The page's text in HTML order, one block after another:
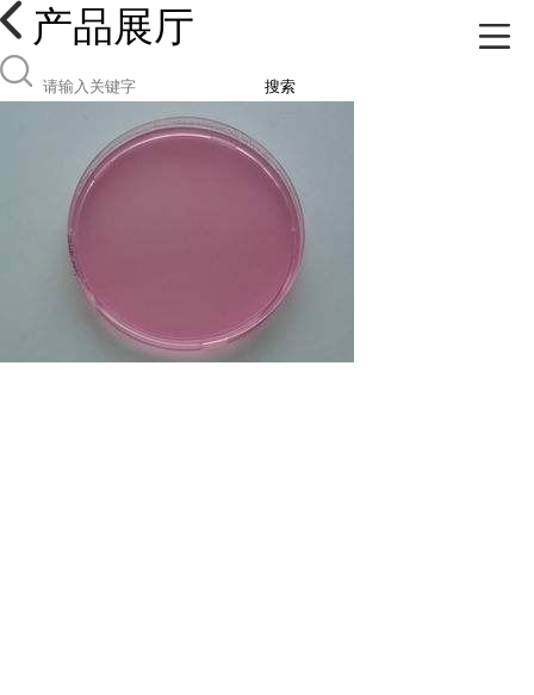
产品展厅
搜索